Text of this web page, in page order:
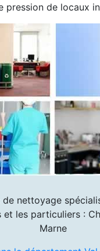
pression de locaux
de nettoyage
et les particuliers :
Marne